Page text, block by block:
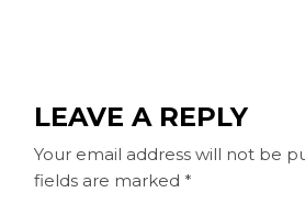
LEAVE A REPLY
Your email address will not be
fields are marked *